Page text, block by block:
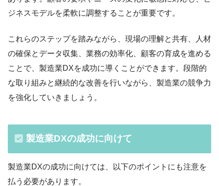
ジネスモデルを柔軟に調整することが重要です。
これらのステップを踏みながら、現場の理解と共有、人材
の確保とデータ収集、業務の効率化、顧客の育成を進める
ことで、製造業DXを成功に導くことができます。段階的
な取り組みと継続的な改善を行いながら、製造業の競争力
を強化していきましょう。
製造業DXの成功に向けて
製造業DXの成功に向けては、以下のポイントにも注意を
払う必要があります。